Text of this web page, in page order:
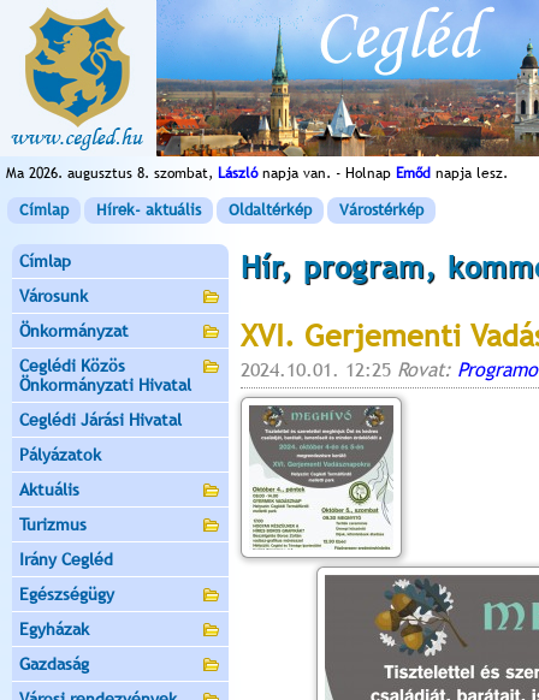
Ma 2026. augusztus 8. szombat, Lászlónapja van. - Holnap Emőd napja lesz.
Címlap Hírek- aktuális Oldaltérkép Várostérkép
Címlap
Városunk
Önkormányzat
Ceglédi Közös
Önkormányzati Hivatal
Ceglédi Járási Hivatal
Pályázatok
Aktuális
Turizmus
Irány Cegléd
Egészségügy
Egyházak
Gazdaság
Hír, program,
XVI. Gerjementi
2024.10.01. 12:25 Rovat: